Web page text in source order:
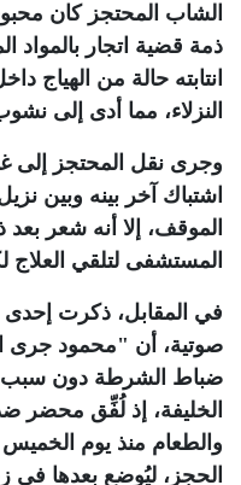
الشاب المحتجز كان
انتابته حالة من
النزلاء، مما أدى إلى
وجرى نقل المحتجز
اشتباك آخر بينه وبين
الموقف، إلا أنه شعر بعد
المستشفى لتلقي العلاج
في المقابل، ذكرت
صوتية، أن "محمود جرى
ضباط الشرطة دون
الخليفة، إذ لُفِّق محضر
والطعام منذ يوم
الحجز، ليُوضع بعدها في